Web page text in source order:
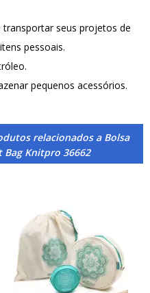
transportar seus projetos de
pessoais.
pequenos acessórios.
relacionados a Bolsa
Knitpro 36662